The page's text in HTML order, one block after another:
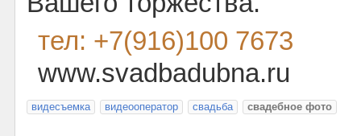
тел: +7(916)100 7673
www.svadbadubna.ru
видесъемка видеооператор свадьба свадебное фото